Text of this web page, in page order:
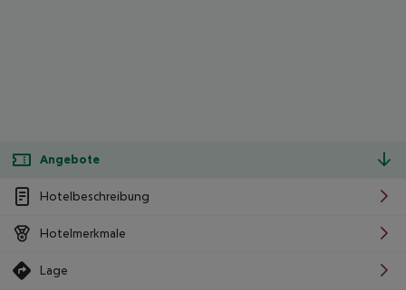
Angebote
Hotelbeschreibung
Hotelmerkmale
Lage